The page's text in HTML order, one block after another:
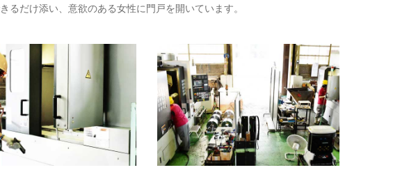
だけ添い、意欲のある女性に門戸を開いています。